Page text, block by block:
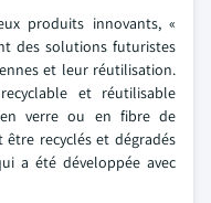
produits innovants, «
des solutions futuristes
et leur réutilisation.
et réutilisable
en verre ou en fibre de
recyclés et dégradés
a été développée avec